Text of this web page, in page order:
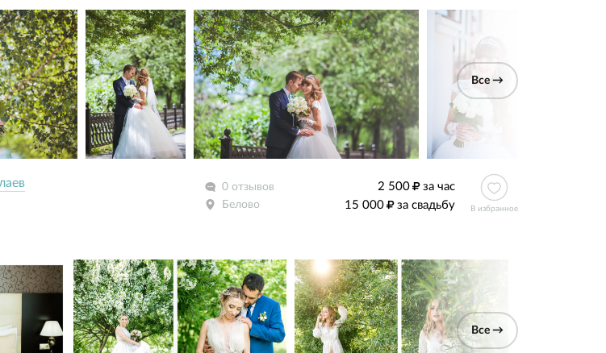
Все →
0 отзывов
Белово
2 500
за час
15 000
за свадьбу В избранное
Все →